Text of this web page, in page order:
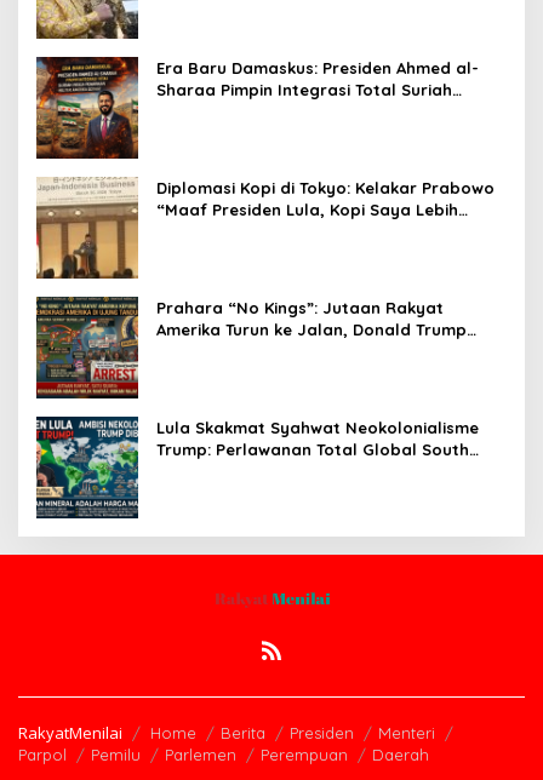
Era Baru Damaskus: Presiden Ahmed al-
Sharaa Pimpin Integrasi Total Suriah
Diplomasi Kopi di Tokyo: Kelakar Prabowo
“Maaf Presiden Lula, Kopi Saya Lebih
Prahara “No Kings”: Jutaan Rakyat
Amerika Turun ke Jalan, Donald Trump
Lula Skakmat Syahwat Neokolonialisme
Trump: Perlawanan Total Global South
RakyatMenilai Home Berita Presiden
Menteri
Parpol
Pemilu Parlemen Perempuan Daerah